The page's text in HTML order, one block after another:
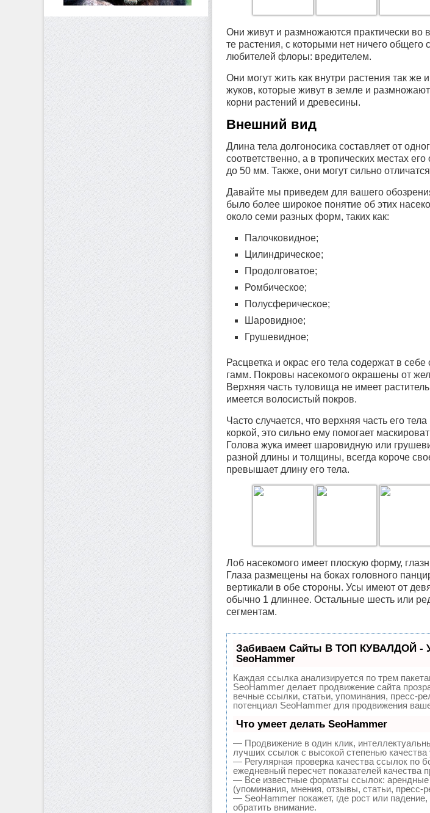
Они живут и размножаются практически во
те растения, с которыми нет ничего
любителей флоры: вредителем.
Они могут жить как внутри растения так же
жуков, которые живут в земле и
корни растений и древесины.
Внешний вид
Длина тела долгоносика составляет от
соответственно, а в тропических местах
до 50 мм. Также, они могут сильно
Давайте мы приведем для вашего
было более широкое понятие об этих
около семи разных форм, таких как:
Палочковидное;
Цилиндрическое;
Продолговатое;
Ромбическое;
Полусферическое;
Шаровидное;
Грушевидное;
Расцветка и окрас его тела содержат в
гамм. Покровы насекомого окрашены от
Верхняя часть туловища не имеет
имеется волосистый покров.
Часто случается, что верхняя часть его
коркой, это сильно ему помогает
Голова жука имеет шаровидную или
разной длины и толщины, всегда короче
превышает длину его тела.
Лоб насекомого имеет плоскую форму,
Глаза размещены на боках головного
вертикали в обе стороны. Усы имеют от
обычно 1 длиннее. Остальные шесть или
сегментам.
Забиваем Сайты В ТОП КУВАЛДОЙ -
SeoHammer
Каждая ссылка анализируется по трем
SeoHammer делает продвижение сайта
вечные ссылки, статьи, упоминания, пресс-
потенциал SeoHammer для продвижения
Что умеет делать SeoHammer
— Продвижение в один клик,
лучших ссылок с высокой степенью
— Регулярная проверка качества ссылок по
ежедневный пересчет показателей качества
— Все известные форматы ссылок:
(упоминания, мнения, отзывы, статьи, пресс-
— SeoHammer покажет, где рост или
обратить внимание.